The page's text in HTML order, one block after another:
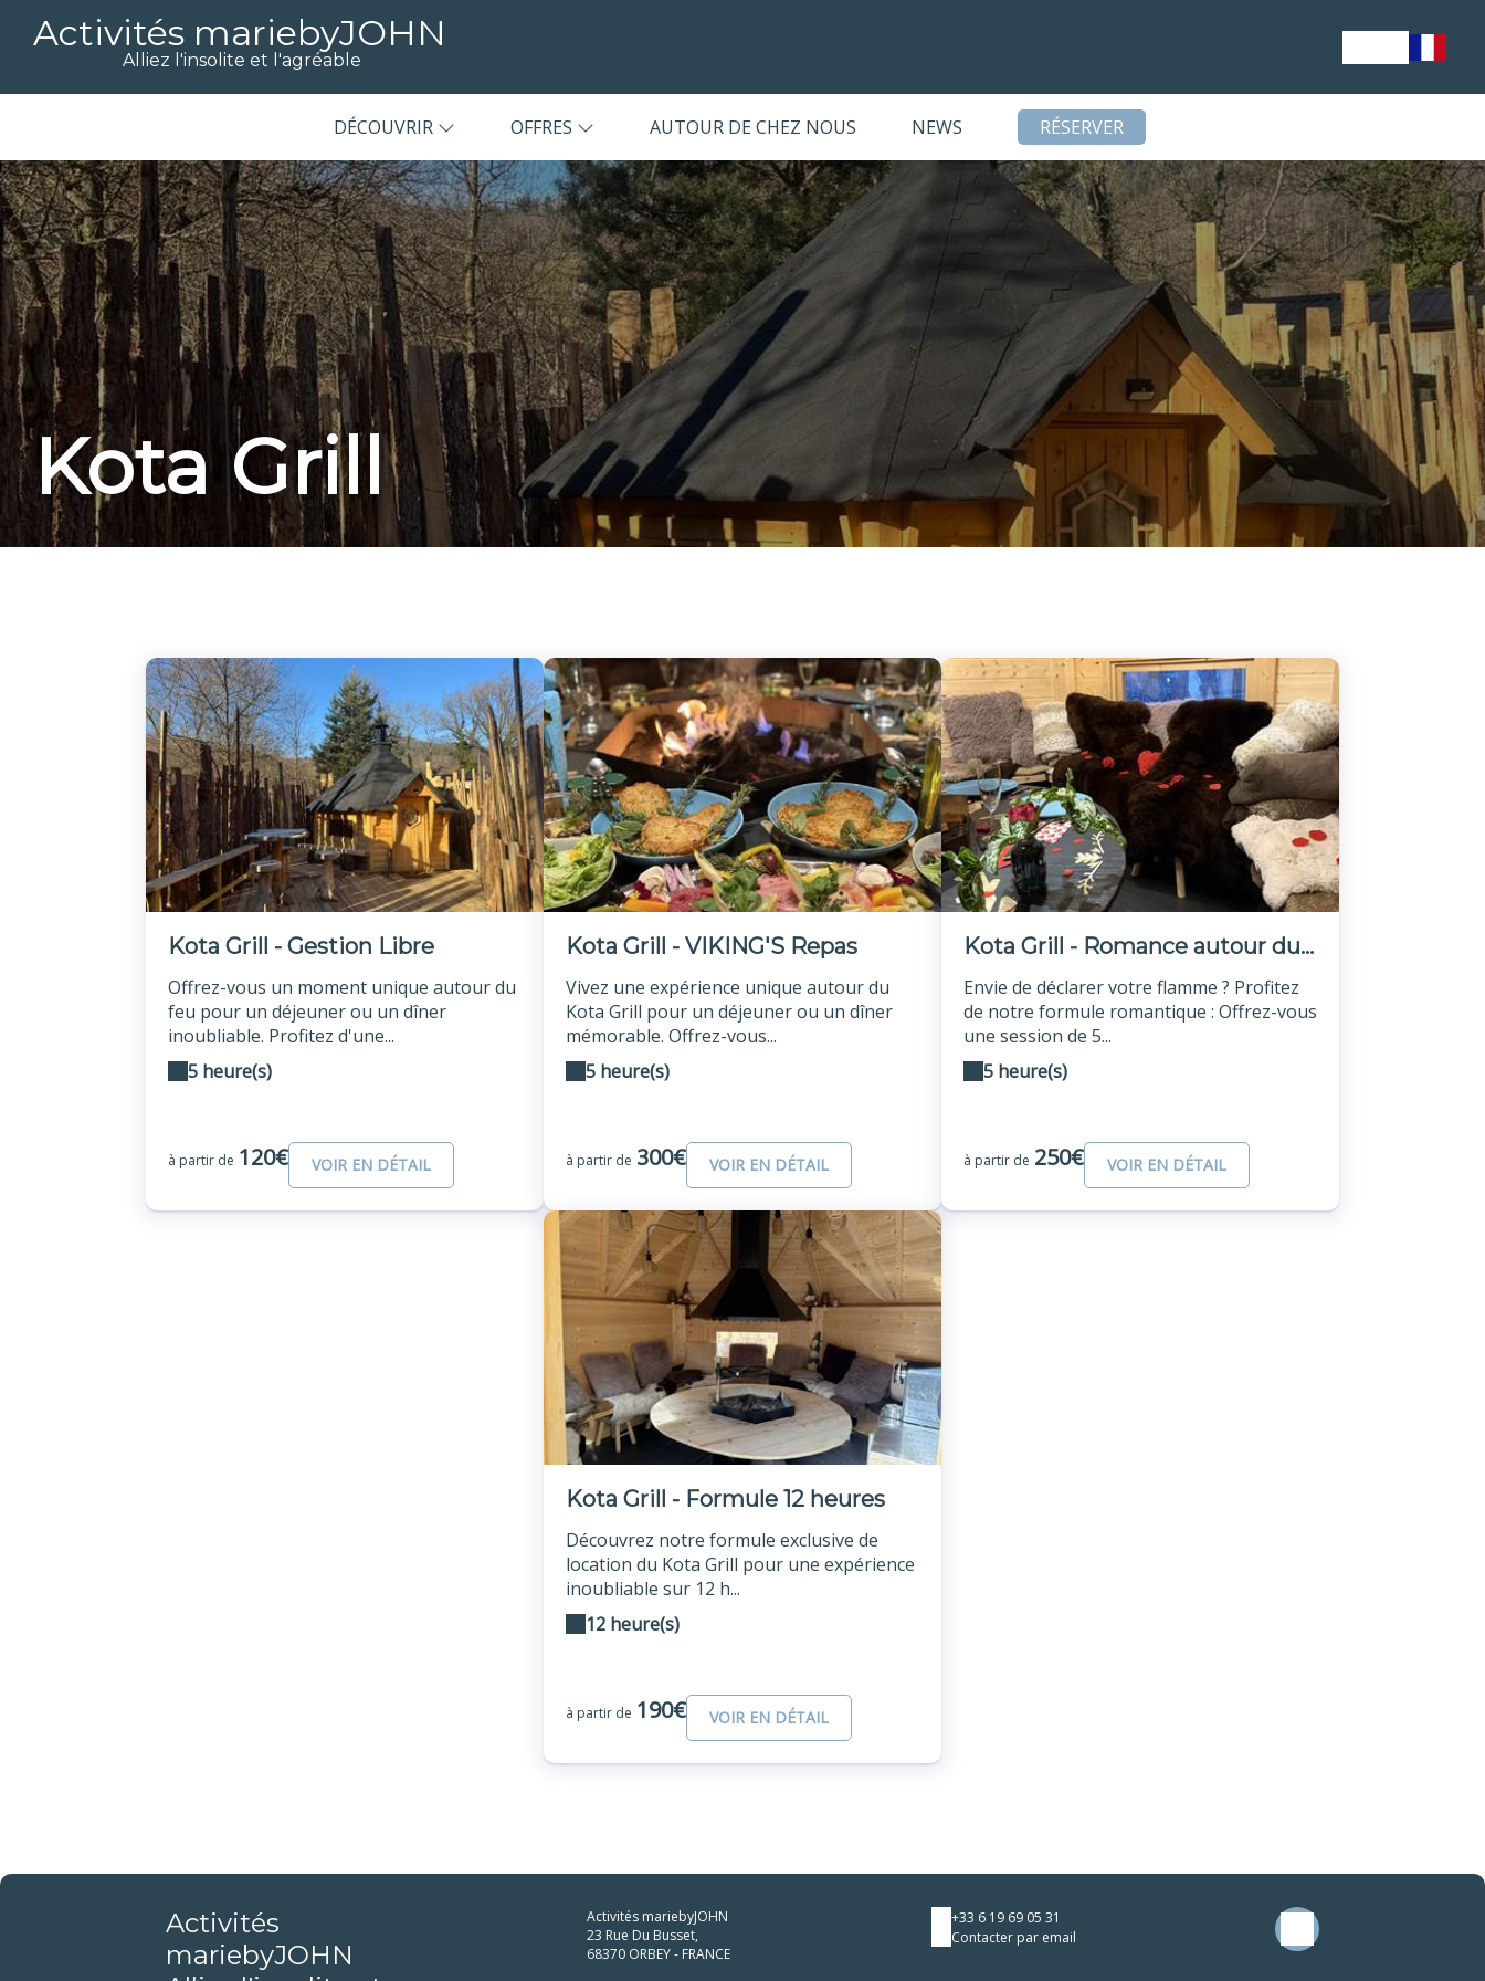
Activités mariebyJOHN
Alliez l'insolite et l'agréable
DÉCOUVRIR OFFRES AUTOUR DE CHEZ NOUS NEWS RÉSERVER
Kota Grill
Kota Grill - Gestion Libre
Offrez-vous un moment unique autour du
feu pour un déjeuner ou un dîner
inoubliable. Profitez d'une...
5 heure(s)
à partir de 120€ VOIR EN DÉTAIL
Kota Grill - VIKING'S Repas
Vivez une expérience unique autour du
Kota Grill pour un déjeuner ou un dîner
mémorable. Offrez-vous...
5 heure(s)
à partir de 300€ VOIR EN DÉTAIL
Kota Grill - Romance autour du...
Envie de déclarer votre flamme ? Profitez
de notre formule romantique : Offrez-vous
une session de 5...
5 heure(s)
à partir de 250€ VOIR EN DÉTAIL
Kota Grill - Formule 12 heures
Découvrez notre formule exclusive de
location du Kota Grill pour une expérience
inoubliable sur 12 h...
12 heure(s)
à partir de 190€ VOIR EN DÉTAIL
Activités
mariebyJOHN
Activités mariebyJOHN
23 Rue Du Busset,
68370 ORBEY - FRANCE
+33 6 19 69 05 31
Contacter par email